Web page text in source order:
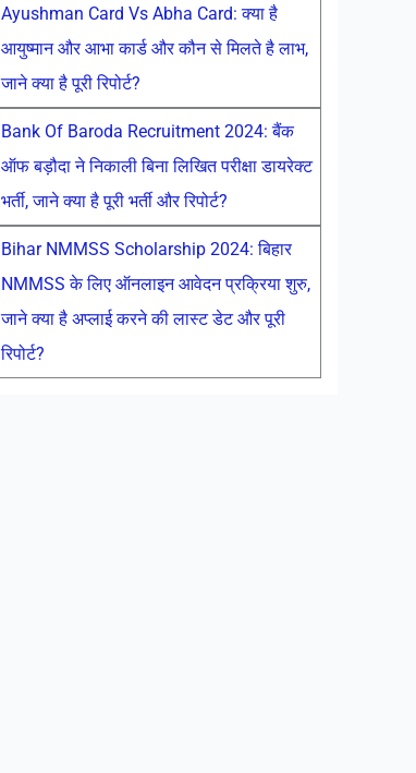
Ayushman Card Vs Abha Card: क्या है
आयुष्मान और आभा कार्ड और कौन से मिलते है लाभ,
जाने क्या है पूरी रिपोर्ट?
Bank Of Baroda Recruitment 2024: बैंक
ऑफ बड़ौदा ने निकाली बिना लिखित परीक्षा डायरेक्ट
भर्ती, जाने क्या है पूरी भर्ती और रिपोर्ट?
Bihar NMMSS Scholarship 2024: बिहार
NMMSS के लिए ऑनलाइन आवेदन प्रक्रिया शुरु,
जाने क्या है अप्लाई करने की लास्ट डेट और पूरी
रिपोर्ट?